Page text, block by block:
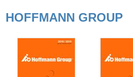
HOFFMANN GROUP